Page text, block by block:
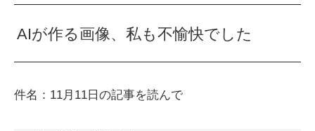
AIが作る画像、私も不愉快でした
件名：11月11日の記事を読んで